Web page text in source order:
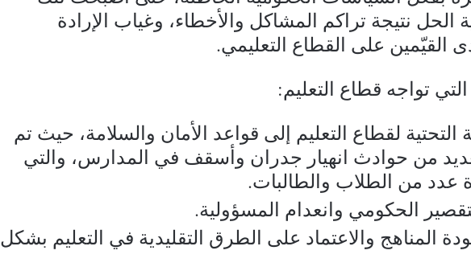
الحل نتيجة تراكم المشاكل والأخطاء، وغياب الإرادة
القيّمين على القطاع التعليمي.
تواجه قطاع التعليم:
التحتية لقطاع التعليم إلى قواعد الأمان والسلامة، حيث تم
من حوادث انهيار جدران وأسقف في المدارس، والتي
عدد من الطلاب والطالبات.
الحكومي وانعدام المسؤولية.
المناهج والاعتماد على الطرق التقليدية في التعليم بشكل